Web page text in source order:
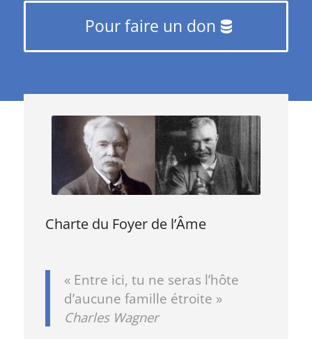
Pour faire un don
Charte du Foyer de l’Âme
« Entre ici, tu ne seras l’hôte
d’aucune famille étroite »
Charles Wagner